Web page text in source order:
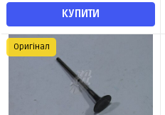
КУПИТИ
Оригінал